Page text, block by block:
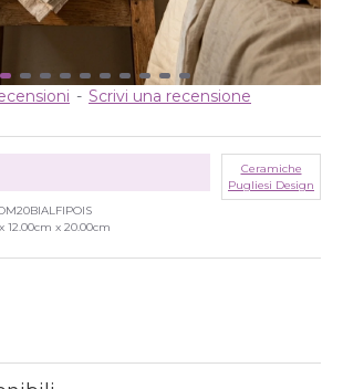
- Scrivi una recensione
12.00cm x 20.00cm
Ceramiche
Pugliesi Design